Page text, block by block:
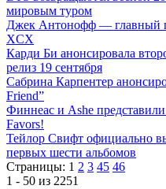
мировым туром
Джек Антонофф — главный
XCX
Карди Би анонсировала
релиз 19 сентября
Сабрина Карпентер
Friend”
Финнеас и Ashe
Favors!
Тейлор Свифт официально
первых шести альбомов
Страницы: 1 2 3 45 46
1 - 50 из 2251